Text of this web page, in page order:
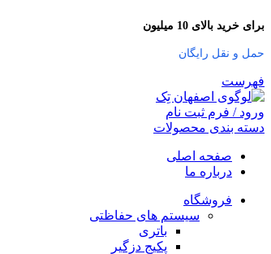
برای خرید بالای 10 میلیون
حمل و نقل رایگان
فهرست
ورود / فرم ثبت نام
دسته بندی محصولات
صفحه اصلی
درباره ما
فروشگاه
سیستم های حفاظتی
باتری
پکیج دزگیر